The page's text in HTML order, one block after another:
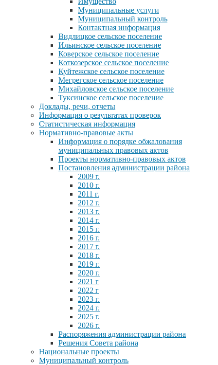
Муниципальные услуги
Муниципальный контроль
Контактная информация
Видлицкое сельское поселение
Ильинское сельское поселение
Коверское сельское поселение
Коткозерское сельское поселение
Куйтежское сельское поселение
Мегрегское сельское поселение
Михайловское сельское поселение
Туксинское сельское поселение
Доклады, речи, отчеты
Информация о результатах проверок
Статистическая информация
Нормативно-правовые акты
Информация о порядке обжалования
муниципальных правовых актов
Проекты нормативно-правовых актов
Постановления администрации района
2009 г.
2010 г.
2011 г.
2012 г.
2013 г.
2014 г.
2015 г.
2016 г.
2017 г.
2018 г.
2019 г.
2020 г.
2021 г
2022 г
2023 г.
2024 г.
2025 г.
2026 г.
Распоряжения администрации района
Решения Совета района
Национальные проекты
Муниципальный контроль